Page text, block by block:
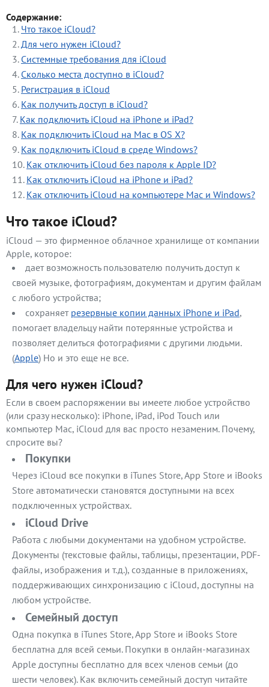
Содержание:
Что такое iCloud?
Для чего нужен iCloud?
Системные требования для iCloud
Сколько места доступно в iCloud?
Регистрация в iCloud
Как получить доступ в iCloud?
Как подключить iCloud на iPhone и iPad?
Как подключить iCloud на Mac в OS X?
Как подключить iCloud в среде Windows?
Как отключить iCloud без пароля к Apple ID?
Как отключить iCloud на iPhone и iPad?
Как отключить iCloud на компьютере Mac и Windows?
Что такое iCloud?
iCloud — это фирменное облачное хранилище от компании
Apple, которое:
дает возможность пользователю получить доступ к
своей музыке, фотографиям, документам и другим файлам
с любого устройства;
сохраняет резервные копии данных iPhone и iPad,
помогает владельцу найти потерянные устройства и
позволяет делиться фотографиями с другими людьми.
(Apple) Но и это еще не все.
Для чего нужен iCloud?
Если в своем распоряжении вы имеете любое устройство
(или сразу несколько): iPhone, iPad, iPod Touch или
компьютер Mac, iCloud для вас просто незаменим. Почему,
спросите вы?
Покупки
Через iCloud все покупки в iTunes Store, App Store и iBooks
Store автоматически становятся доступными на всех
подключенных устройствах.
iCloud Drive
Работа с любыми документами на удобном устройстве.
Документы (текстовые файлы, таблицы, презентации, PDF-
файлы, изображения и т.д.), созданные в приложениях,
поддерживающих синхронизацию с iCloud, доступны на
любом устройстве.
Семейный доступ
Одна покупка в iTunes Store, App Store и iBooks Store
бесплатна для всей семьи. Покупки в онлайн-магазинах
Apple доступны бесплатно для всех членов семьи (до
шести человек). Как включить семейный доступ читайте